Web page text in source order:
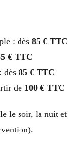
: dès 85 € TTC
€ TTC
dès 85 € TTC
de 100 € TTC
le soir, la nuit et